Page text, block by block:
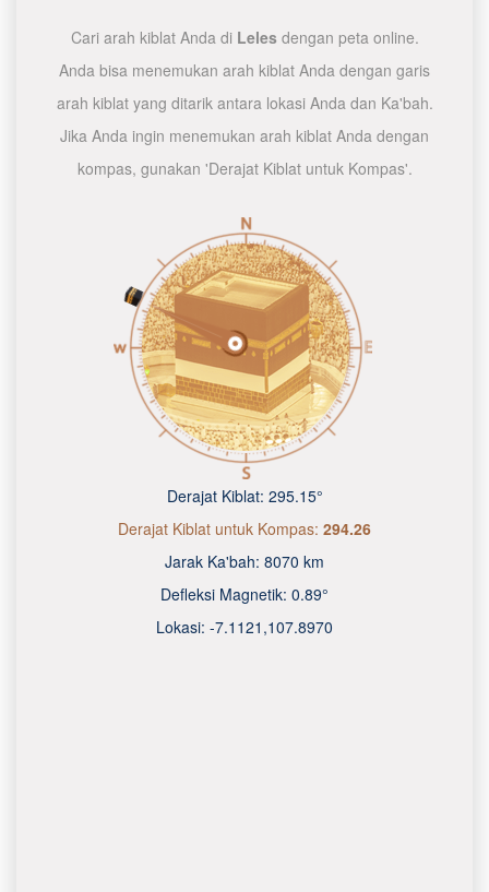
Cari arah kiblat Anda di Leles dengan peta online.
Anda bisa menemukan arah kiblat Anda dengan garis
arah kiblat yang ditarik antara lokasi Anda dan Ka'bah.
Jika Anda ingin menemukan arah kiblat Anda dengan
kompas, gunakan 'Derajat Kiblat untuk Kompas'.
Derajat Kiblat: 295.15°
Derajat Kiblat untuk Kompas: 294.26
Jarak Ka'bah: 8070 km
Defleksi Magnetik: 0.89°
Lokasi: -7.1121 ,107.8970